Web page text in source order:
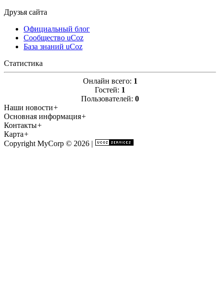
Друзья сайта
Официальный блог
Сообщество uCoz
База знаний uCoz
Статистика
Онлайн всего: 1
Гостей: 1
Пользователей: 0
Наши новости+
Основная информация+
Контакты+
Карта+
Copyright MyCorp © 2026 |